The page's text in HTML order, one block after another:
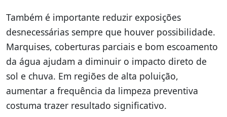
Também é importante reduzir exposições
desnecessárias sempre que houver possibilidade.
Marquises, coberturas parciais e bom escoamento
da água ajudam a diminuir o impacto direto de
sol e chuva. Em regiões de alta poluição,
aumentar a frequência da limpeza preventiva
costuma trazer resultado significativo.